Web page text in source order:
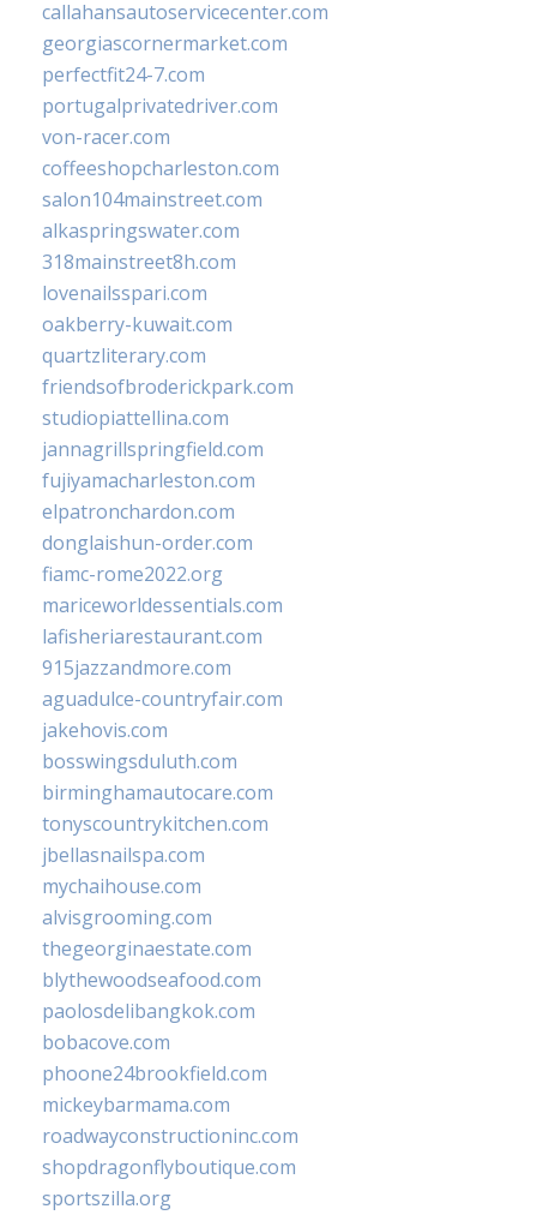
callahansautoservicecenter.com
georgiascornermarket.com
perfectfit24-7.com
portugalprivatedriver.com
von-racer.com
coffeeshopcharleston.com
salon104mainstreet.com
alkaspringswater.com
318mainstreet8h.com
lovenailsspari.com
oakberry-kuwait.com
quartzliterary.com
friendsofbroderickpark.com
studiopiattellina.com
jannagrillspringfield.com
fujiyamacharleston.com
elpatronchardon.com
donglaishun-order.com
fiamc-rome2022.org
mariceworldessentials.com
lafisheriarestaurant.com
915jazzandmore.com
aguadulce-countryfair.com
jakehovis.com
bosswingsduluth.com
birminghamautocare.com
tonyscountrykitchen.com
jbellasnailspa.com
mychaihouse.com
alvisgrooming.com
thegeorginaestate.com
blythewoodseafood.com
paolosdelibangkok.com
bobacove.com
phoone24brookfield.com
mickeybarmama.com
roadwayconstructioninc.com
shopdragonflyboutique.com
sportszilla.org